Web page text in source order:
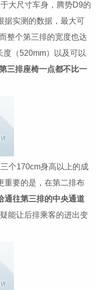
大尺寸车身，腾势D9的
实测的数据，最大可
整个第三排的宽度也达
（520mm）以及可以
三排座椅一点都不比一
个170cm身高以上的成
重要的是，在第二排布
通往第三排的中央通道
能让后排乘客的进出变